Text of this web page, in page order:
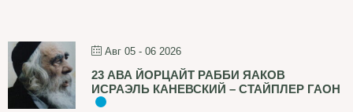
Авг 05 - 06 2026
23 АВА ЙОРЦАЙТ РАББИ ЯАКОВ
ИСРАЭЛЬ КАНЕВСКИЙ – СТАЙПЛЕР ГАОН